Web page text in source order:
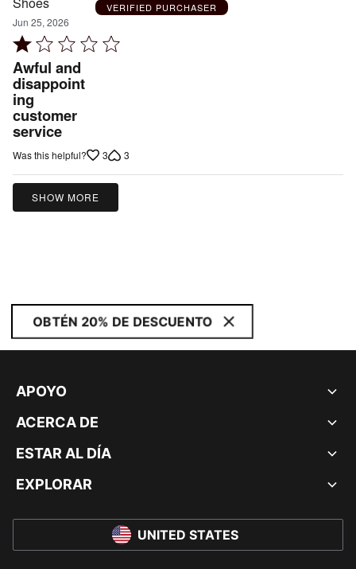
Jun 25, 2026
Rated
1
out
of
5
Awful and
disappoint
ing
customer
service
VERIFIED PURCHASER
Was this helpful? 3 3
SHOW MORE
OBTÉN 20% DE DESCUENTO
APOYO
ACERCA DE
ESTAR AL DÍA
EXPLORAR
UNITED STATES